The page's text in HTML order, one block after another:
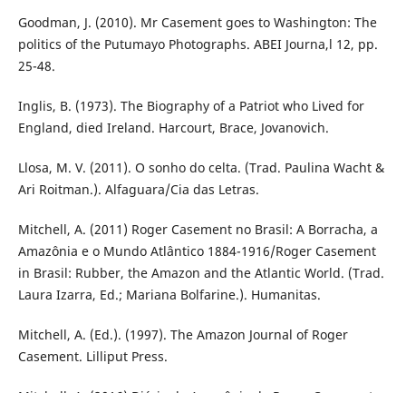
Goodman, J. (2010). Mr Casement goes to Washington: The
politics of the Putumayo Photographs. ABEI Journa,l 12, pp.
25-48.
Inglis, B. (1973). The Biography of a Patriot who Lived for
England, died Ireland. Harcourt, Brace, Jovanovich.
Llosa, M. V. (2011). O sonho do celta. (Trad. Paulina Wacht &
Ari Roitman.). Alfaguara/Cia das Letras.
Mitchell, A. (2011) Roger Casement no Brasil: A Borracha, a
Amazônia e o Mundo Atlântico 1884-1916/Roger Casement
in Brasil: Rubber, the Amazon and the Atlantic World. (Trad.
Laura Izarra, Ed.; Mariana Bolfarine.). Humanitas.
Mitchell, A. (Ed.). (1997). The Amazon Journal of Roger
Casement. Lilliput Press.